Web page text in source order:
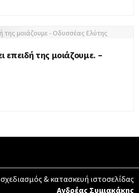
επειδή της μοιάζουμε. –
& κατασκευή ιστοσελίδας
Ανδρέας Συμιακάκης